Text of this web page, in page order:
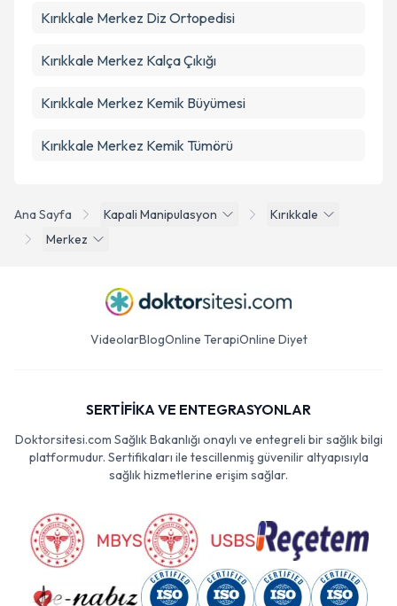
Ana Sayfa Kapali Manipulasyon
Kırıkkale
Merkez
Kırıkkale Merkez Diz Ortopedisi
Kırıkkale Merkez Kalça Çıkığı
Kırıkkale Merkez Kemik Büyümesi
Kırıkkale Merkez Kemik Tümörü
VideolarBlogOnline TerapiOnline Diyet
SERTİFİKA VE ENTEGRASYONLAR
Doktorsitesi.com Sağlık Bakanlığı onaylı ve entegreli bir sağlık bilgi
platformudur. Sertifikaları ile tescillenmiş güvenilir altyapısıyla
sağlık hizmetlerine erişim sağlar.